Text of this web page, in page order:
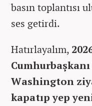
basın toplantısı
ses getirdi.
Hatırlayalım,
Washington
kapatıp yep